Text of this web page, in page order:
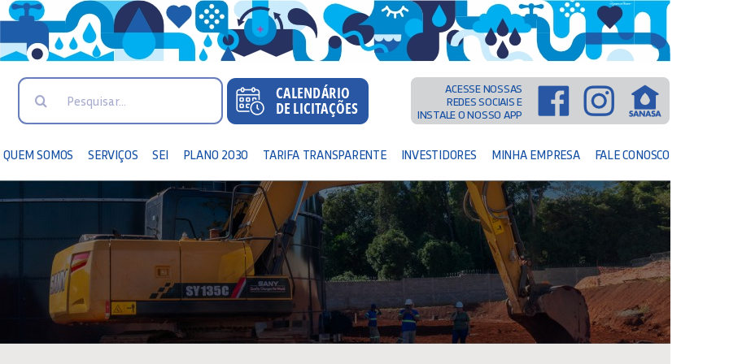
Search
ACESSE NOSSAS
REDES SOCIAIS E
INSTALE O NOSSO APP
QUEM SOMOS SERVIÇOS SEI PLANO 2030 TARIFA TRANSPARENTE INVESTIDORES MINHA EMPRESA FALE CONOSCO